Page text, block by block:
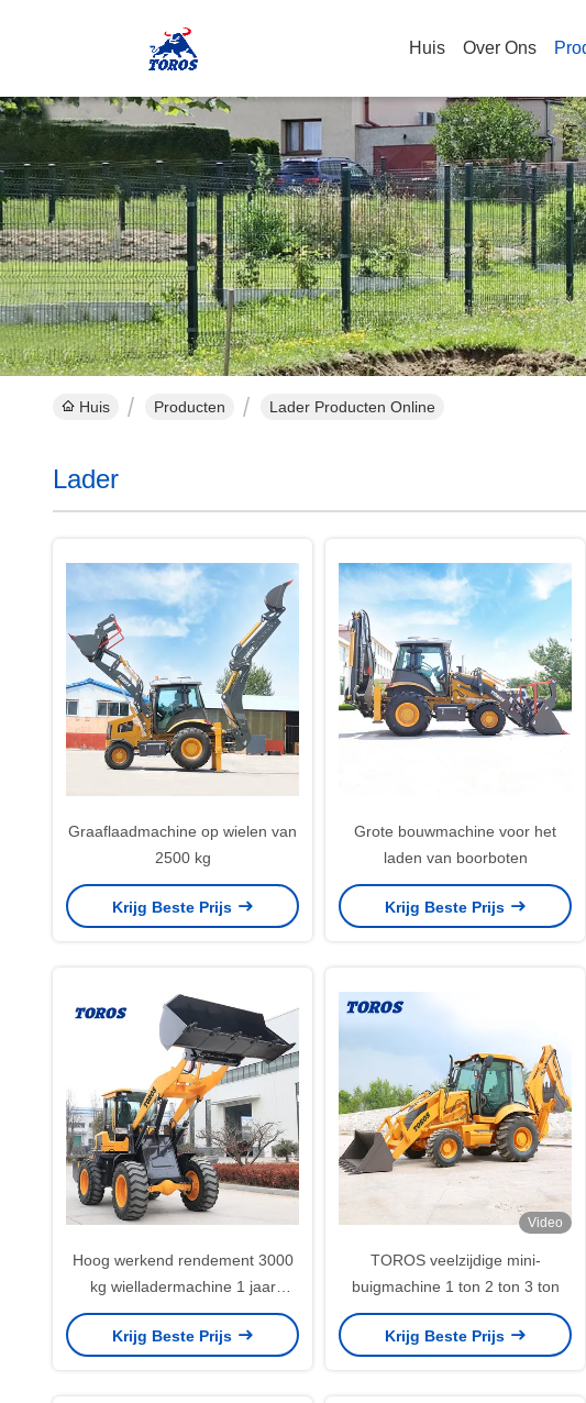
Huis Over Ons
Huis Producten Lader Producten Online
Lader
Graaflaadmachine op wielen van
2500 kg
Krijg Beste Prijs
Grote bouwmachine voor het
laden van boorboten
Krijg Beste Prijs
Hoog werkend rendement 3000
kg wielladermachine 1 jaar
garantie
Krijg Beste Prijs
Video
TOROS veelzijdige mini-
buigmachine 1 ton 2 ton 3 ton
Krijg Beste Prijs